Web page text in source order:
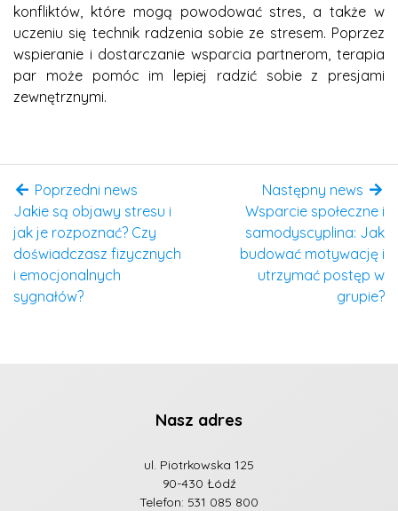
konfliktów, które mogą powodować stres, a także w
uczeniu się technik radzenia sobie ze stresem. Poprzez
wspieranie i dostarczanie wsparcia partnerom, terapia
par może pomóc im lepiej radzić sobie z presjami
zewnętrznymi.
Poprzedni news
Jakie są objawy stresu i
jak je rozpoznać? Czy
doświadczasz fizycznych
i emocjonalnych
sygnałów?
Następny news
Wsparcie społeczne i
samodyscyplina: Jak
budować motywację i
utrzymać postęp w
grupie?
Nasz adres
ul. Piotrkowska 125
90-430 Łódź
Telefon: 531 085 800